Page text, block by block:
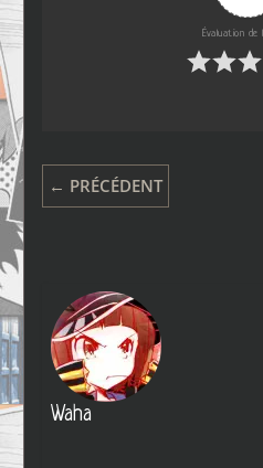
Évaluation de
← PRÉCÉDENT
Waha